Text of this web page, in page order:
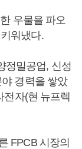
우물을 파오
워냈다.
정밀공업, 신성
경력을 쌓았
전자(현 뉴프렉
FPCB 시장의